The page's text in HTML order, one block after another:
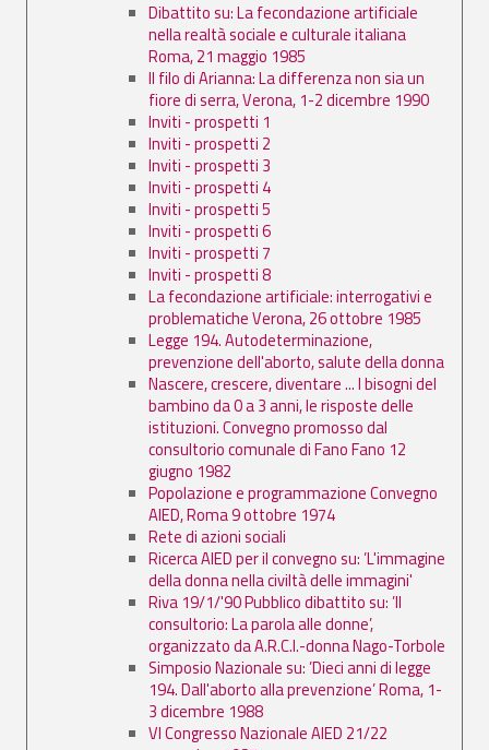
Dibattito su: La fecondazione artificiale
nella realtà sociale e culturale italiana
Roma, 21 maggio 1985
Il filo di Arianna: La differenza non sia un
fiore di serra, Verona, 1-2 dicembre 1990
Inviti - prospetti 1
Inviti - prospetti 2
Inviti - prospetti 3
Inviti - prospetti 4
Inviti - prospetti 5
Inviti - prospetti 6
Inviti - prospetti 7
Inviti - prospetti 8
La fecondazione artificiale: interrogativi e
problematiche Verona, 26 ottobre 1985
Legge 194. Autodeterminazione,
prevenzione dell'aborto, salute della donna
Nascere, crescere, diventare ... I bisogni del
bambino da 0 a 3 anni, le risposte delle
istituzioni. Convegno promosso dal
consultorio comunale di Fano Fano 12
giugno 1982
Popolazione e programmazione Convegno
AIED, Roma 9 ottobre 1974
Rete di azioni sociali
Ricerca AIED per il convegno su: ’L'immagine
della donna nella civiltà delle immagini'
Riva 19/1/'90 Pubblico dibattito su: ’Il
consultorio: La parola alle donne’,
organizzato da A.R.C.I.-donna Nago-Torbole
Simposio Nazionale su: ’Dieci anni di legge
194. Dall'aborto alla prevenzione’ Roma, 1-
3 dicembre 1988
VI Congresso Nazionale AIED 21/22